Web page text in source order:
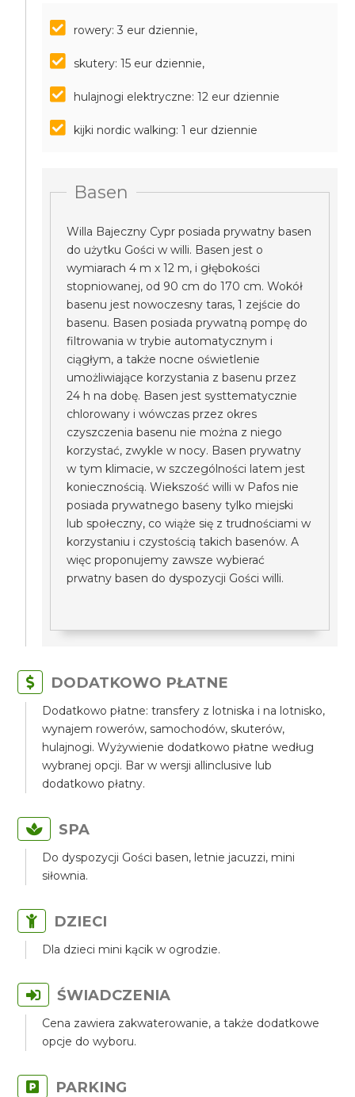
rowery: 3 eur dziennie,
skutery: 15 eur dziennie,
hulajnogi elektryczne: 12 eur dziennie
kijki nordic walking: 1 eur dziennie
Basen
Willa Bajeczny Cypr posiada prywatny basen
do użytku Gości w willi. Basen jest o
wymiarach 4 m x 12 m, i głębokości
stopniowanej, od 90 cm do 170 cm. Wokół
basenu jest nowoczesny taras, 1 zejście do
basenu. Basen posiada prywatną pompę do
filtrowania w trybie automatycznym i
ciągłym, a także nocne oświetlenie
umożliwiające korzystania z basenu przez
24 h na dobę. Basen jest systtematycznie
chlorowany i wówczas przez okres
czyszczenia basenu nie można z niego
korzystać, zwykle w nocy. Basen prywatny
w tym klimacie, w szczególności latem jest
koniecznością. Wiekszość willi w Pafos nie
posiada prywatnego baseny tylko miejski
lub społeczny, co wiąże się z trudnościami w
korzystaniu i czystością takich basenów. A
więc proponujemy zawsze wybierać
prwatny basen do dyspozycji Gości willi.
DODATKOWO PŁATNE
Dodatkowo płatne: transfery z lotniska i na lotnisko,
wynajem rowerów, samochodów, skuterów,
hulajnogi. Wyżywienie dodatkowo płatne według
wybranej opcji. Bar w wersji allinclusive lub
dodatkowo płatny.
SPA
Do dyspozycji Gości basen, letnie jacuzzi, mini
siłownia.
DZIECI
Dla dzieci mini kącik w ogrodzie.
ŚWIADCZENIA
Cena zawiera zakwaterowanie, a także dodatkowe
opcje do wyboru.
PARKING